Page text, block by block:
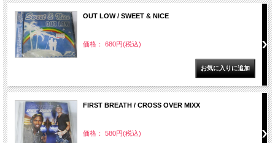
OUT LOW / SWEET & NICE
価格： 680円(税込)
FIRST BREATH / CROSS OVER MIXX
価格： 580円(税込)